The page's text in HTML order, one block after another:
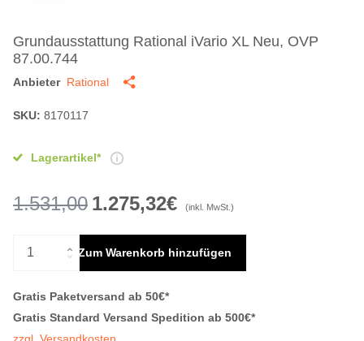
Grundausstattung Rational iVario XL Neu, OVP
87.00.744
Anbieter Rational
SKU: 8170117
Lagerartikel*
1.531,00 1.275,32€ (inkl. MwSt.)
Zum Warenkorb hinzufügen
Gratis Paketversand ab 50€*
Gratis Standard Versand Spedition ab 500€*
zzgl. Versandkosten